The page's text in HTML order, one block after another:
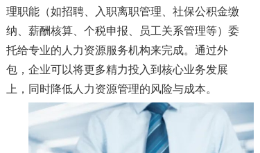
理职能（如招聘、入职离职管理、社保公积金缴
纳、薪酬核算、个税申报、员工关系管理等）委
托给专业的人力资源服务机构来完成。通过外
包，企业可以将更多精力投入到核心业务发展
上，同时降低人力资源管理的风险与成本。